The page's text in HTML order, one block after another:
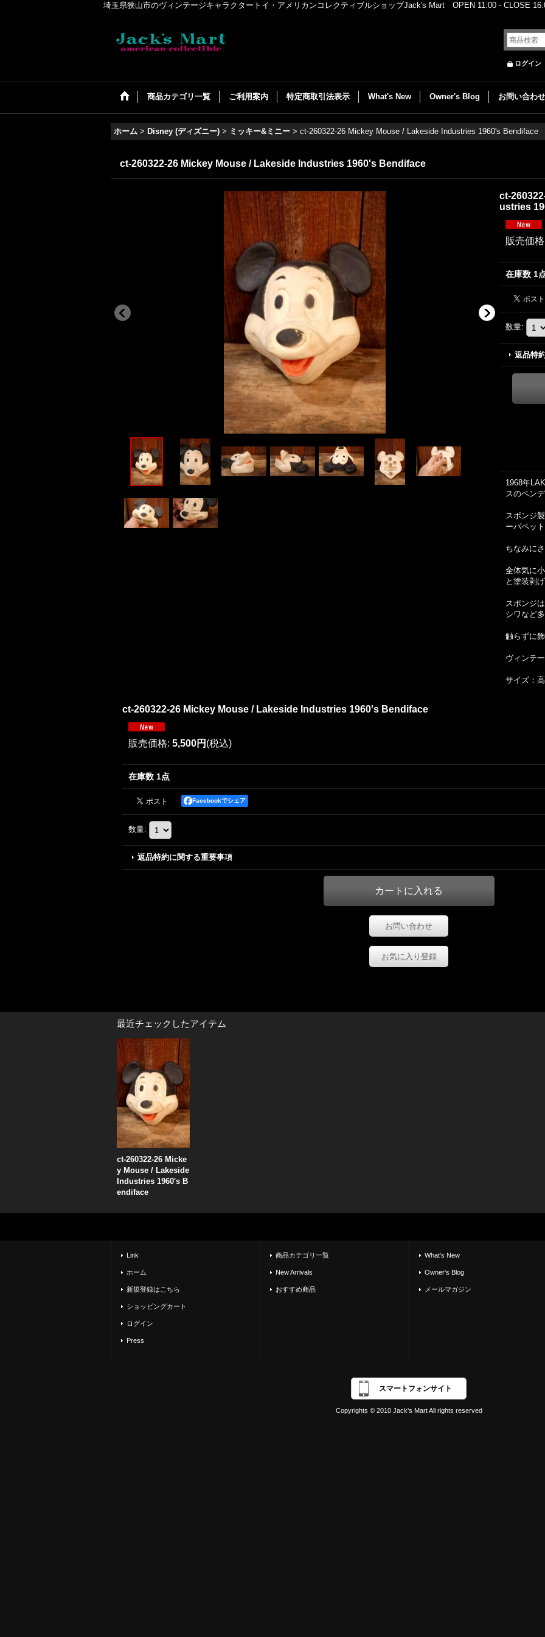
埼玉県狭山市のヴィンテージキャラクタートイ・アメリカンコレクティブルショップJack's Mart OPEN 11:00 - CLOSE
ログイン
商品カテゴリ一覧 ご利用案内 特定商取引法表示 What's New Owner's Blog お問い合わせ
ホーム > Disney (ディズニー) > ミッキー&ミニー > ct-260322-26 Mickey Mouse / Lakeside Industries 1960's Bendiface
ct-260322-26 Mickey Mouse / Lakeside Industries 1960's Bendiface
ct-
ustries
販売価格
在庫数 1
数量:
返品特
1968年
スのベン
スポンジ
ーパペッ
ちなみに
全体気に
と塗装剥
スポンジ
シワなど
触らずに
ヴィンテ
サイズ：
ct-260322-26 Mickey Mouse / Lakeside Industries 1960's Bendiface
販売価格: 5,500円 (税込)
在庫数 1点
Facebookでシェア
数量:
返品特約に関する重要事項
お問い合わせ
お気に入り登録
最近チェックしたアイテム
ct-260322-26 Micke
y Mouse / Lakeside
Industries 1960's B
endiface
Link
ホーム
新規登録はこちら
ショッピングカート
ログイン
Press
商品カテゴリ一覧
New Arrivals
おすすめ商品
What's New
Owner's Blog
メールマガジン
スマートフォンサイト
Copyrights © 2010 Jack's Mart All rights reserved